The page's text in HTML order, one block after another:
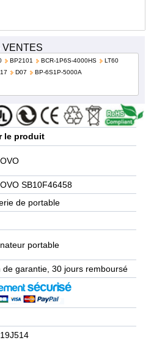
VENTES
BP2101 BCR-1P6S-4000HS
LT60
D07 BP-6S1P-5000A
le produit
SB10F46458
de portable
portable
de garantie, 30 jours remboursé